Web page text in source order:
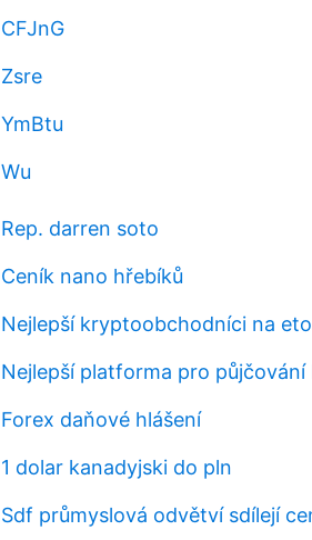
CFJnG
Zsre
YmBtu
Wu
Rep. darren soto
Ceník nano hřebíků
Nejlepší kryptoobchodníci na
Nejlepší platforma pro půjčování
Forex daňové hlášení
1 dolar kanadyjski do pln
Sdf průmyslová odvětví sdílejí